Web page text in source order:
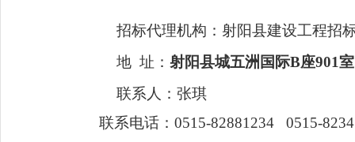
招标代理机构：射阳县建设工程招
地 址： 射阳县城五洲国际B座901室
联系人：张琪
联系电话： 0515-82881234 0515-